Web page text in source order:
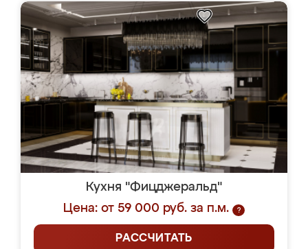
Кухня "Фицджеральд"
Цена: от 59 000 руб. за п.м.
?
РАССЧИТАТЬ